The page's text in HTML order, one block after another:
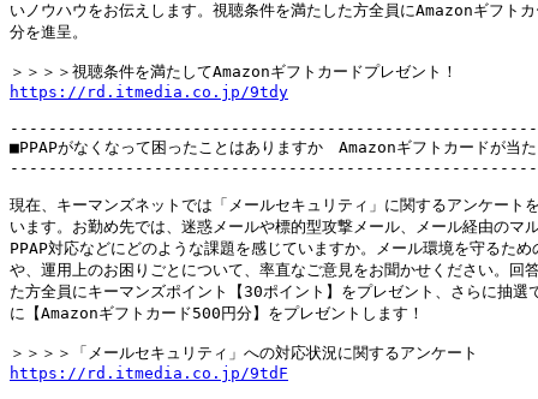
いノウハウをお伝えします。視聴条件を満たした方全員にAmazonギフト
分を進呈。
https://rd.itmedia.co.jp/9tdy
■PPAPがなくなって困ったことはありますか　Amazonギフトカードが当
現在、キーマンズネットでは「メールセキュリティ」に関するアンケート
います。お勤め先では、迷惑メールや標的型攻撃メール、メール経由のマ
PPAP対応などにどのような課題を感じていますか。メール環境を守るため
や、運用上のお困りごとについて、率直なご意見をお聞かせください。回
た方全員にキーマンズポイント【30ポイント】をプレゼント、さらに抽選
に【Amazonギフトカード500円分】をプレゼントします！
https://rd.itmedia.co.jp/9tdF